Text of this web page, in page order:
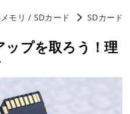
モリ / SDカード SDカード
ップを取ろう！理